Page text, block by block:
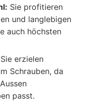
Sie profitieren
und langlebigen
auch höchsten
Sie erzielen
Schrauben, da
passt.